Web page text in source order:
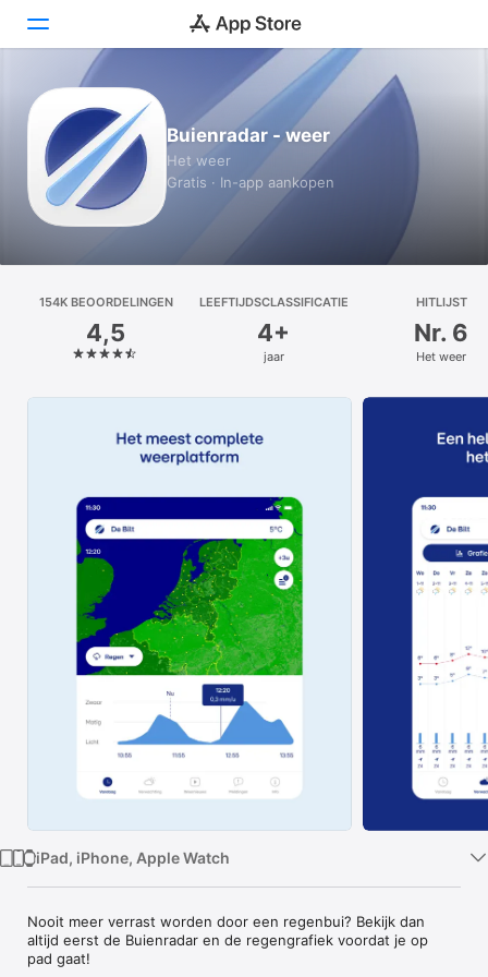
Vandaag
Games
Apps
Platform
iPhone
iPad
Buienradar - weer
Het weer
Gratis · In-app aankopen
154K BEOOR­DELINGEN
4,5
LEEFTIJDSCLASSIFICATIE
4+
jaar
HITLIJST
Nr. 6
Het weer
iPad, iPhone, Apple Watch
Nooit meer verrast worden door een regenbui? Bekijk dan
altijd eerst de Buienradar en de regengrafiek voordat je op
pad gaat!